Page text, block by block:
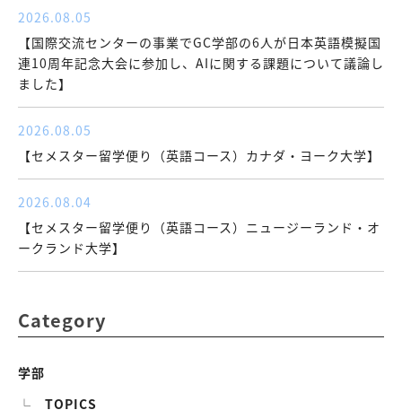
2026.08.05
【国際交流センターの事業でGC学部の6人が日本英語模擬国
連10周年記念大会に参加し、AIに関する課題について議論し
ました】
2026.08.05
【セメスター留学便り（英語コース）カナダ・ヨーク大学】
2026.08.04
【セメスター留学便り（英語コース）ニュージーランド・オ
ークランド大学】
Category
学部
TOPICS